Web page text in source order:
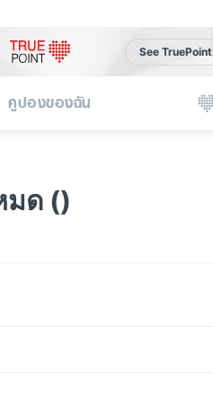
See TruePoint
คูปองของฉัน
มด ()